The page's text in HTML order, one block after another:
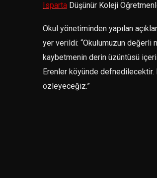
Isparta Düşünür Koleji
Okul yönetiminden yapılan
yer verildi: “Okulumuzun değerli
kaybetmenin derin üzüntüsü
Erenler köyünde defnedilecektir.
özleyeceğiz.”